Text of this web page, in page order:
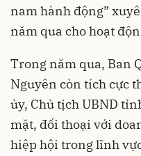
nam hành động”
năm qua cho hoạt
Trong năm qua, Ban
Nguyên còn tích cực
ủy, Chủ tịch UBND
mặt, đối thoại với
hiệp hội trong lĩnh